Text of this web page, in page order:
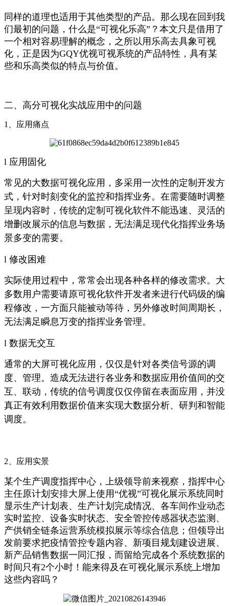
同样的道理也适用于其他类型的产品。那么现在回到我
们最初的问题，什么是“可视化乐高”？本文只是借用了
一个相对容易理解的概念，之所以用乐高去具象可视
化，正是因为GQY优视可视系统的产品特性，具有某
些和乐高类似的特点与价值。
二、高分可视化实战应用中的问题
1、应用痛点
l 应用固化
常见的大数据可视化应用，多采用一次性的定制开发方
式，针对时刻变化的监控和指挥业务。在需要随时调整
呈现内容时，传统的定制可视化软件不能迅速、灵活的
增删改展示的信息与数据，无法满足现代化指挥业务场
景多变的需要。
l 修改困难
实际使用过程中，常常会出现各种各样的修改需求。大
多数用户需要请原可视化软件开发者来进行代码级的编
程修改，一方面只能被动等待，另外修改时间周期长，
无法满足瞬息万变的指挥业务管理。
l 数据无交互
通常的大屏可视化应用，仅仅是针对各类信号源的调
度、管理。造成无法进行各业务和数据应用价值间的交
互、联动，传统的信号调度仅仅停留在表面应用，并没
真正有效利用数据价值来实现大数据分析、研判和智能
调度。
2、应用实景
某个生产调度指挥中心，上级领导前来视察，指挥中心
主任原计划安排大屏上使用“优视”可视化展示系统同时
显示生产计划表、生产计划完成情况、各车间作业动态
实时监控、设备实时状态、安全管控传感器状态监测、
产供销全链条运营系统模拟展示等综合信息；但领导出
发前要求把疫情管控专题内容、新项目规划建设进展、
新产品销售数据一同汇报，而留给完成各个系统数据的
时间只有2个小时！能来得及在可视化展示系统上增加
这些内容吗？